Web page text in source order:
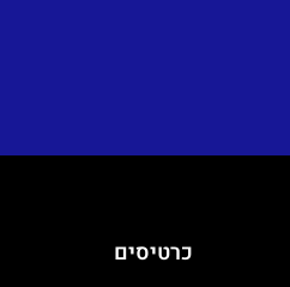
כרטיסים